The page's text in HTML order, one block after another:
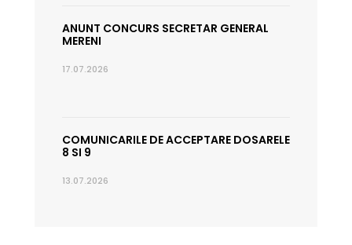
ANUNT CONCURS SECRETAR GENERAL
MERENI
17.07.2026
COMUNICARILE DE ACCEPTARE DOSARELE
8 SI 9
13.07.2026